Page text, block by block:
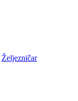
Željezničar